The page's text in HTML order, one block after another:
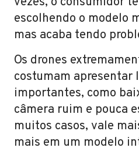
escolhendo o modelo
mas acaba tendo
Os drones
costumam apresentar
importantes, como
câmera ruim e pouca
muitos casos, vale
mais em um modelo